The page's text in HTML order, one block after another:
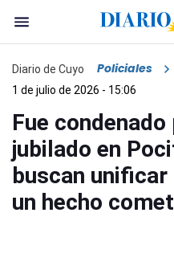
Diario de Cuyo Policiales
1 de julio de 2026 - 15:06
Fue
jubilado en
buscan
un hecho